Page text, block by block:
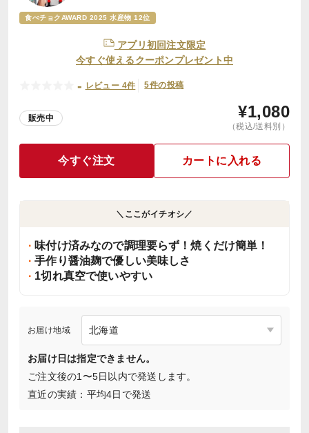
食べチョクAWARD 2025 水産物 12位
アプリ初回注文限定
今すぐ使えるクーポンプレゼント中
- レビュー 4件 5件の投稿
販売中 ¥1,080
（税込/送料別）
今すぐ注文 カートに入れる
＼ここがイチオシ／
味付け済みなので調理要らず！焼くだけ簡単！
手作り醤油麹で優しい美味しさ
1切れ真空で使いやすい
お届け地域
お届け日は指定できません。
ご注文後の1〜5日以内で発送します。
直近の実績：平均4日で発送